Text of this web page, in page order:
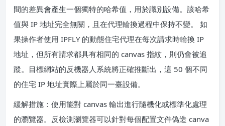
間的差異會產生一個獨特的哈希值，用於識別設備。該哈希
值與 IP 地址完全無關，且在代理輪換過程中保持不變。 如
果操作者使用 IPFLY 的動態住宅代理在每次請求時輪換 IP
地址，但所有請求都具有相同的 canvas 指紋，則仍會被追
蹤。目標網站的反機器人系統將正確推斷出，這 50 個不同
的住宅 IP 地址實際上屬於同一臺設備。
緩解措施：使用能對 canvas 輸出進行隨機化或標準化處理
的瀏覽器。反檢測瀏覽器可以針對每個配置文件偽造 canva